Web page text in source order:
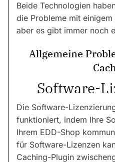
Beide Technologien
die Probleme mit
aber es gibt immer noch
Allgemeine
Software-
Die Software-
funktioniert, indem Ihre
Ihrem EDD-Shop
für Software-Lizenzen
Caching-Plugin